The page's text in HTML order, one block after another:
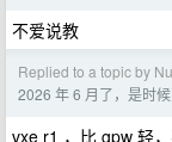
不爱说教
Replied to a topic by
2026 年 6 月了，是时
vxe r1 ，比 gpw 轻